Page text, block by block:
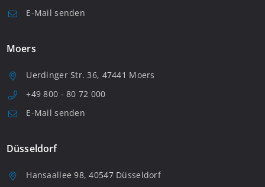
E-Mail senden
Moers
Uerdinger Str. 36, 47441 Moers
+49 800 - 80 72 000
E-Mail senden
Düsseldorf
Hansaallee 98, 40547 Düsseldorf